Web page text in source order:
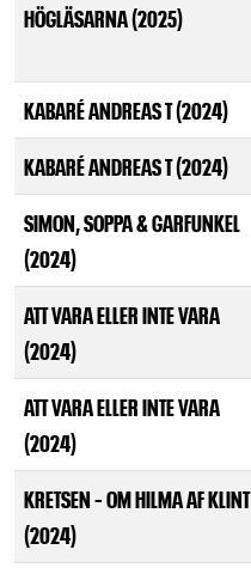
HÖGLÄSARNA (2025)
KABARÉ ANDREAS T (2024)
KABARÉ ANDREAS T (2024)
SIMON, SOPPA & GARFUNKEL
(2024)
ATT VARA ELLER INTE VARA
(2024)
ATT VARA ELLER INTE VARA
(2024)
KRETSEN – OM HILMA AF KLINT
(2024)